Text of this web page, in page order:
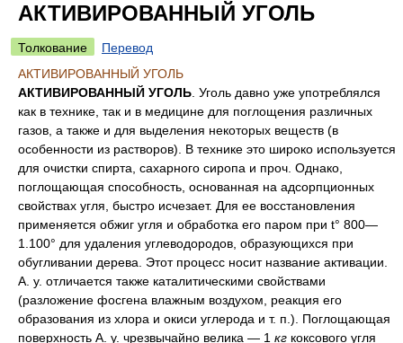
АКТИВИРОВАННЫЙ УГОЛЬ
Толкование
Перевод
АКТИВИРОВАННЫЙ УГОЛЬ
АКТИВИРОВАННЫЙ УГОЛЬ . Уголь давно уже употреблялся
как в технике, так и в медицине для поглощения различных
газов, а также и для выделения некоторых веществ (в
особенности из растворов). В технике это широко используется
для очистки спирта, сахарного сиропа и проч. Однако,
поглощающая способность, основанная на адсорпционных
свойствах угля, быстро исчезает. Для ее восстановления
применяется обжиг угля и обработка его паром при t° 800—
1.100° для удаления углеводородов, образующихся при
обугливании дерева. Этот процесс носит название активации.
А. у. отличается также каталитическими свойствами
(разложение фосгена влажным воздухом, реакция его
образования из хлора и окиси углерода и т. п.). Поглощающая
поверхность А. у. чрезвычайно велика — 1 кг коксового угля